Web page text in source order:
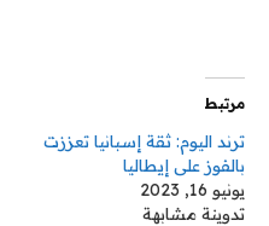
مرتبط
ترند اليوم: ثقة إسبانيا تعززت
بالفوز على إيطاليا
يونيو 16, 2023
تدوينة مشابهة